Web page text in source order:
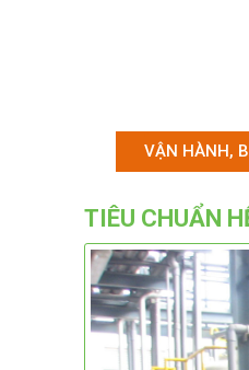
VẬN HÀNH,
TIÊU CHUẨN